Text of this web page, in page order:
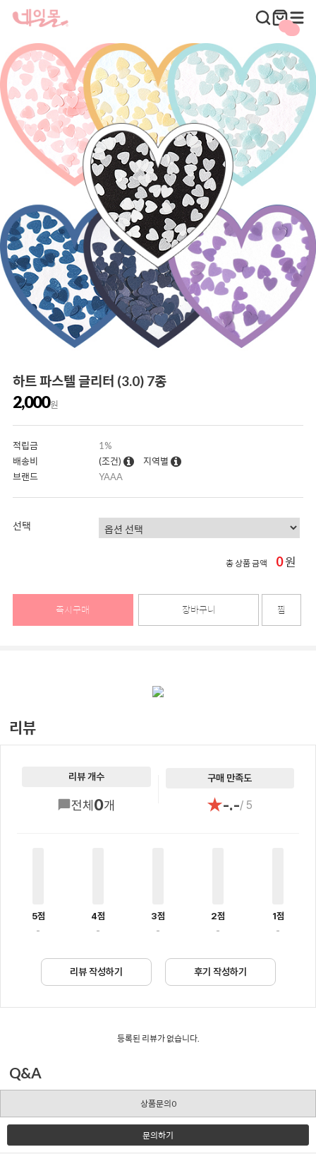
하트 파스텔 글리터 (3.0) 7종
2,000원
적립금
1%
배송비
(조건)
지역별
브랜드
YAAA
선택
총 상품 금액 0원
즉시구매 장바구니 찜
리뷰
리뷰 개수
전체0개
구매 만족도
★-.-/ 5
5점
-
4점
-
3점
-
2점
-
1점
-
리뷰 작성하기 후기 작성하기
등록된 리뷰가 없습니다.
Q&A
상품문의0
문의하기